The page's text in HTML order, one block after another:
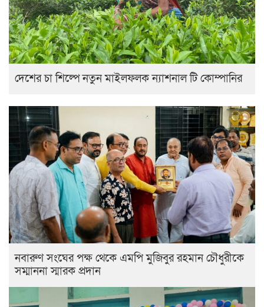
দেশের চা শিল্পে নতুন মাইলফলক ন্যাশনাল টি কোম্পানির
নবারুণ সংঘের পক্ষ থেকে এমপি মুজিবুর রহমান চৌধুরীকে
সম্মাননা স্মারক প্রদান